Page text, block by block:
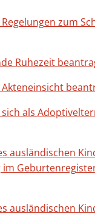
zum
Ruhezeit
als
ausländischen
im
ausländischen